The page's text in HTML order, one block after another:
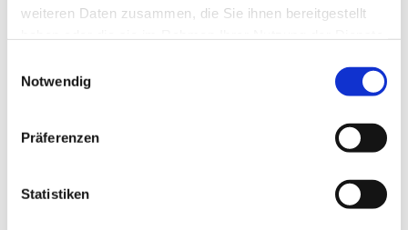
weiteren Daten zusammen, die Sie ihnen bereitgestellt
Notwendig
Präferenzen
Statistiken
Rundweg Schloss Schwabsburg